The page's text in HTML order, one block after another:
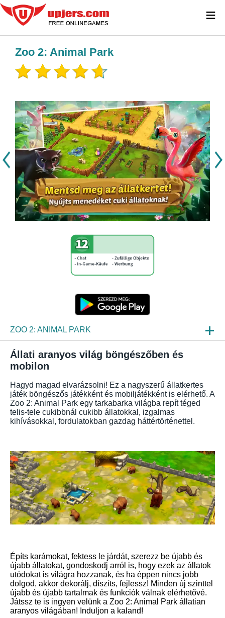
Zoo 2: Animal Park
ZOO 2: ANIMAL PARK
HIREK
BEPILLANTÁS
GYIK
Állati aranyos világ böngészőben és
mobilon
Hagyd magad elvarázsolni! Ez a nagyszerű állatkertes
játék böngészős játékként és mobiljátékként is elérhető. A
Zoo 2: Animal Park egy tarkabarka világba repít téged
telis-tele cukibbnál cukibb állatokkal, izgalmas
kihívásokkal, fordulatokban gazdag háttértörténettel.
Építs karámokat, fektess le járdát, szerezz be újabb és
újabb állatokat, gondoskodj arról is, hogy ezek az állatok
utódokat is világra hozzanak, és ha éppen nincs jobb
dolgod, akkor dekorálj, díszíts, fejlessz! Minden új szinttel
újabb és újabb tartalmak és funkciók válnak elérhetővé.
Játssz te is ingyen velünk a Zoo 2: Animal Park állatian
aranyos világában! Induljon a kaland!
≡